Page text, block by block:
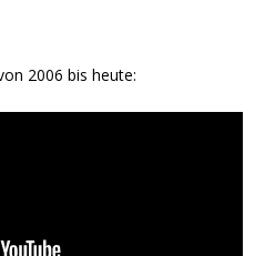
2006 bis heute: